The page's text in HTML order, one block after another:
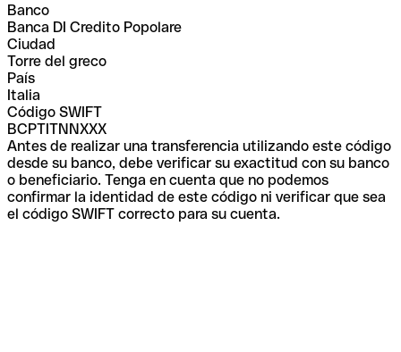
Banco
Banca DI Credito Popolare
Ciudad
Torre del greco
País
Italia
Código SWIFT
BCPTITNNXXX
Antes de realizar una transferencia utilizando este código
desde su banco, debe verificar su exactitud con su banco
o beneficiario. Tenga en cuenta que no podemos
confirmar la identidad de este código ni verificar que sea
el código SWIFT correcto para su cuenta.